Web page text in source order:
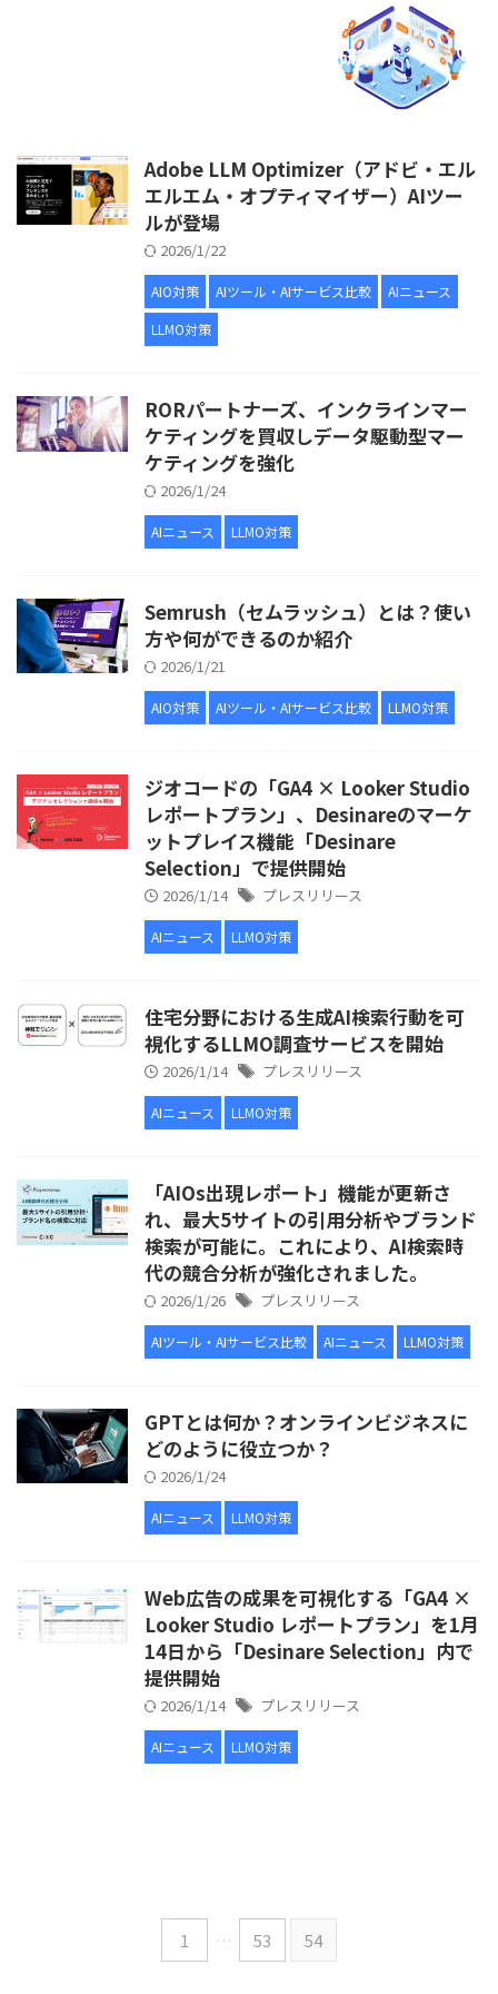
AIO × LLMO マーケティング研究所
Adobe LLM Optimizer（アドビ・エル
エルエム・オプティマイザー）AIツー
ルが登場
2026/1/22
AIO対策 AIツール・AIサービス比較
AIニュース
LLMO対策
RORパートナーズ、インクラインマー
ケティングを買収しデータ駆動型マー
ケティングを強化
2026/1/24
AIニュース LLMO対策
Semrush（セムラッシュ）とは？使い
方や何ができるのか紹介
2026/1/21
AIO対策 AIツール・AIサービス比較 LLMO対策
ジオコードの「GA4 × Looker Studio
レポートプラン」、Desinareのマーケ
ットプレイス機能「Desinare
Selection」で提供開始
2026/1/14 プレスリリース
AIニュース LLMO対策
住宅分野における生成AI検索行動を可
視化するLLMO調査サービスを開始
2026/1/14 プレスリリース
AIニュース LLMO対策
「AIOs出現レポート」機能が更新さ
れ、最大5サイトの引用分析やブランド
検索が可能に。これにより、AI検索時
代の競合分析が強化されました。
2026/1/26 プレスリリース
AIツール・AIサービス比較 AIニュース LLMO対策
GPTとは何か？オンラインビジネスに
どのように役立つか？
2026/1/24
AIニュース LLMO対策
Web広告の成果を可視化する「GA4 ×
Looker Studio レポートプラン」を1月
14日から「Desinare Selection」内で
提供開始
2026/1/14 プレスリリース
AIニュース LLMO対策
1 … 53 54